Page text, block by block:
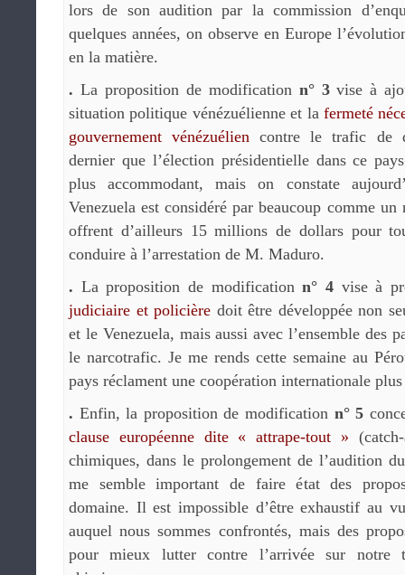
lors de son audition par la commission
quelques années, on observe en Europe
en la matière.
. La proposition de modification n° 3vise à
situation politique vénézuélienne et la fermeté
gouvernement vénézuélien contre le trafic de
dernier que l’élection présidentielle dans ce
plus accommodant, mais on constate
Venezuela est considéré par beaucoup comme
offrent d’ailleurs 15 millions de dollars pour
conduire à l’arrestation de M. Maduro.
. La proposition de modificationn° 4 vise à
judiciaire et policière doit être développée non
et le Venezuela, mais aussi avec l’ensemble des
le narcotrafic. Je me rends cette semaine au
pays réclament une coopération internationale plus
. Enfin, la proposition de modification n° 5
clause européenne dite « attrape-tout »
chimiques, dans le prolongement de l’audition
me semble important de faire état des
domaine. Il est impossible d’être exhaustif au
auquel nous sommes confrontés, mais des
pour mieux lutter contre l’arrivée sur notre